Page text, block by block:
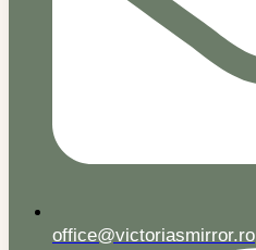
office@victoriasmirror.ro